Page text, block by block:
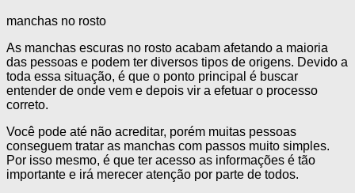
manchas no rosto
As manchas escuras no rosto acabam afetando a maioria
das pessoas e podem ter diversos tipos de origens. Devido a
toda essa situação, é que o ponto principal é buscar
entender de onde vem e depois vir a efetuar o processo
correto.
Você pode até não acreditar, porém muitas pessoas
conseguem tratar as manchas com passos muito simples.
Por isso mesmo, é que ter acesso as informações é tão
importante e irá merecer atenção por parte de todos.